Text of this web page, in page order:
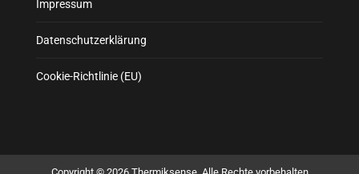
Impressum
Datenschutzerklärung
Cookie-Richtlinie (EU)